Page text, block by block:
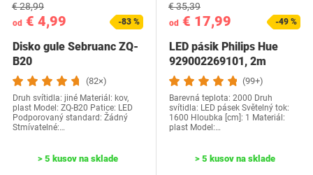
od € 4,99
€ 28,99
-83 %
Disko gule Sebruanc ZQ-
B20
(82×)
Druh svítidla: jiné Materiál: kov,
plast Model: ZQ-B20 Patice: LED
Podporovaný standard: Žádný
Stmívatelné:…
> 5 kusov na sklade
od € 17,99
€ 35,39
-49 %
LED pásik Philips Hue
929002269101, 2m
(99+)
Barevná teplota: 2000 Druh
svítidla: LED pásek Světelný tok:
‎1600 Hloubka [cm]: 1 Materiál:
plast Model:…
> 5 kusov na sklade